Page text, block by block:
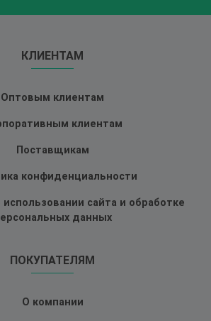
КЛИЕНТАМ
Оптовым клиентам
клиентам
Поставщикам
конфиденциальности
сайта и обработке
данных
ПОКУПАТЕЛЯМ
О компании